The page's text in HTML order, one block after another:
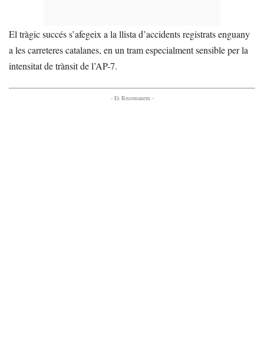
El tràgic succés s’afegeix a la llista d’accidents registrats enguany
a les carreteres catalanes, en un tram especialment sensible per la
intensitat de trànsit de l’AP-7.
- Et Recomanem -